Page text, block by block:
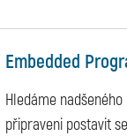
Embedded
Hledáme
připraveni postavit